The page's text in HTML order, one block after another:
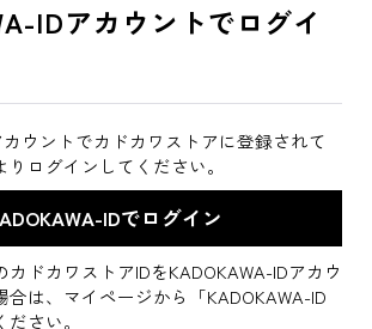
IDアカウントでログイ
カウントでカドカワストアに登録されて
ログインしてください。
ドカワストアIDをKADOKAWA-IDアカウ
合は、マイページから「KADOKAWA-ID
さい。